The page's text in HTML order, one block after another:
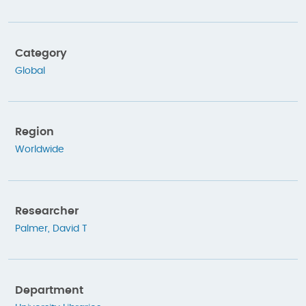
Category
Global
Region
Worldwide
Researcher
Palmer, David T
Department